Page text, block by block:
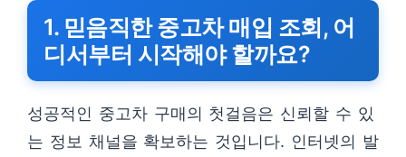
1. 믿음직한 중고차 매입 조회, 어
디서부터 시작해야 할까요?
성공적인 중고차 구매의 첫걸음은 신뢰할 수 있
는 정보 채널을 확보하는 것입니다. 인터넷의 발